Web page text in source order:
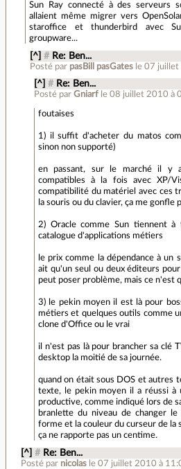
Sun Ray connecté à des serveurs
allaient même migrer vers
staroffice et thunderbird avec
groupware...
[^] # Re: Ben...
Posté par pasBill pasGates le 07
[^] # Re: Ben...
Posté par Gniarf le 08 juillet 2010 à
foutaises
1) il suffit d'acheter du matos
sinon non supporté)
en passant, sur le marché il y
compatibles à la fois avec XP/
compatibilité du matériel avec ces
la souris ou du clavier, ça me gonfle
2) Oracle comme Sun tiennent à
catalogue d'applications métiers
le prix comme la dépendance à
ait qu'un seul ou deux éditeurs
peut poser problème, mais ce n'est
3) le pekin moyen il est là pour
métiers et quelques outils comme
clone d'Office ou le vrai
il n'est pas là pour brancher sa clé
desktop la moitié de sa journée.
quand on était sous DOS et autres
texte, le pekin moyen il a réussi à
productive, comme indiqué lors de
branlette du niveau de changer
forme et la couleur du curseur de la
ça ne rapporte pas un centime.
[^] # Re: Ben...
Posté par nicolas le 07 juillet 2010 à